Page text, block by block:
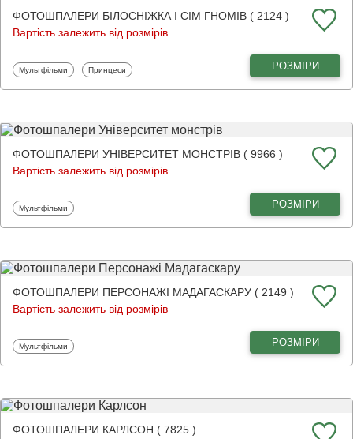
ФОТОШПАЛЕРИ БІЛОСНІЖКА І СІМ ГНОМІВ ( 2124 )
Вартість залежить від розмірів
Фотошпалери
Мультфільми Фотошпалери
Принцеси РОЗМІРИ
ФОТОШПАЛЕРИ УНІВЕРСИТЕТ МОНСТРІВ ( 9966 )
Вартість залежить від розмірів
Фотошпалери
Мультфільми РОЗМІРИ
ФОТОШПАЛЕРИ ПЕРСОНАЖІ МАДАГАСКАРУ ( 2149 )
Вартість залежить від розмірів
Фотошпалери
Мультфільми РОЗМІРИ
ФОТОШПАЛЕРИ КАРЛСОН ( 7825 )